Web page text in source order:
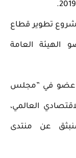
تطوير قطاع
منذ 2019، وعضو الهيئة العامة
عضو في ”مجلس
العالمي،
عن منتدى